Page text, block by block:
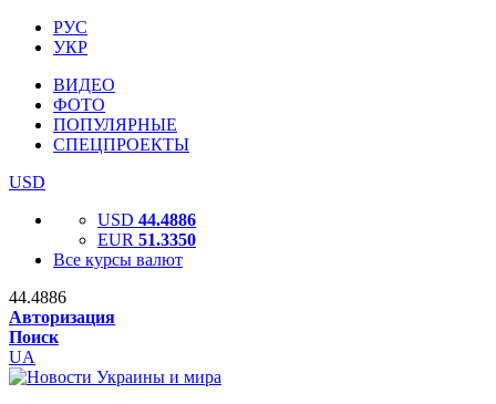
РУС
УКР
ВИДЕО
ФОТО
ПОПУЛЯРНЫЕ
СПЕЦПРОЕКТЫ
USD
USD 44.4886
EUR 51.3350
Все курсы валют
44.4886
Авторизация
Поиск
UA